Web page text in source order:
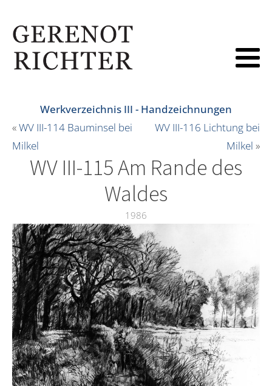
Werkverzeichnis III - Handzeichnungen
«WV III-114 Bauminsel bei
Milkel
WV III-116 Lichtung bei
Milkel »
WV III-115 Am Rande des
Waldes
1986